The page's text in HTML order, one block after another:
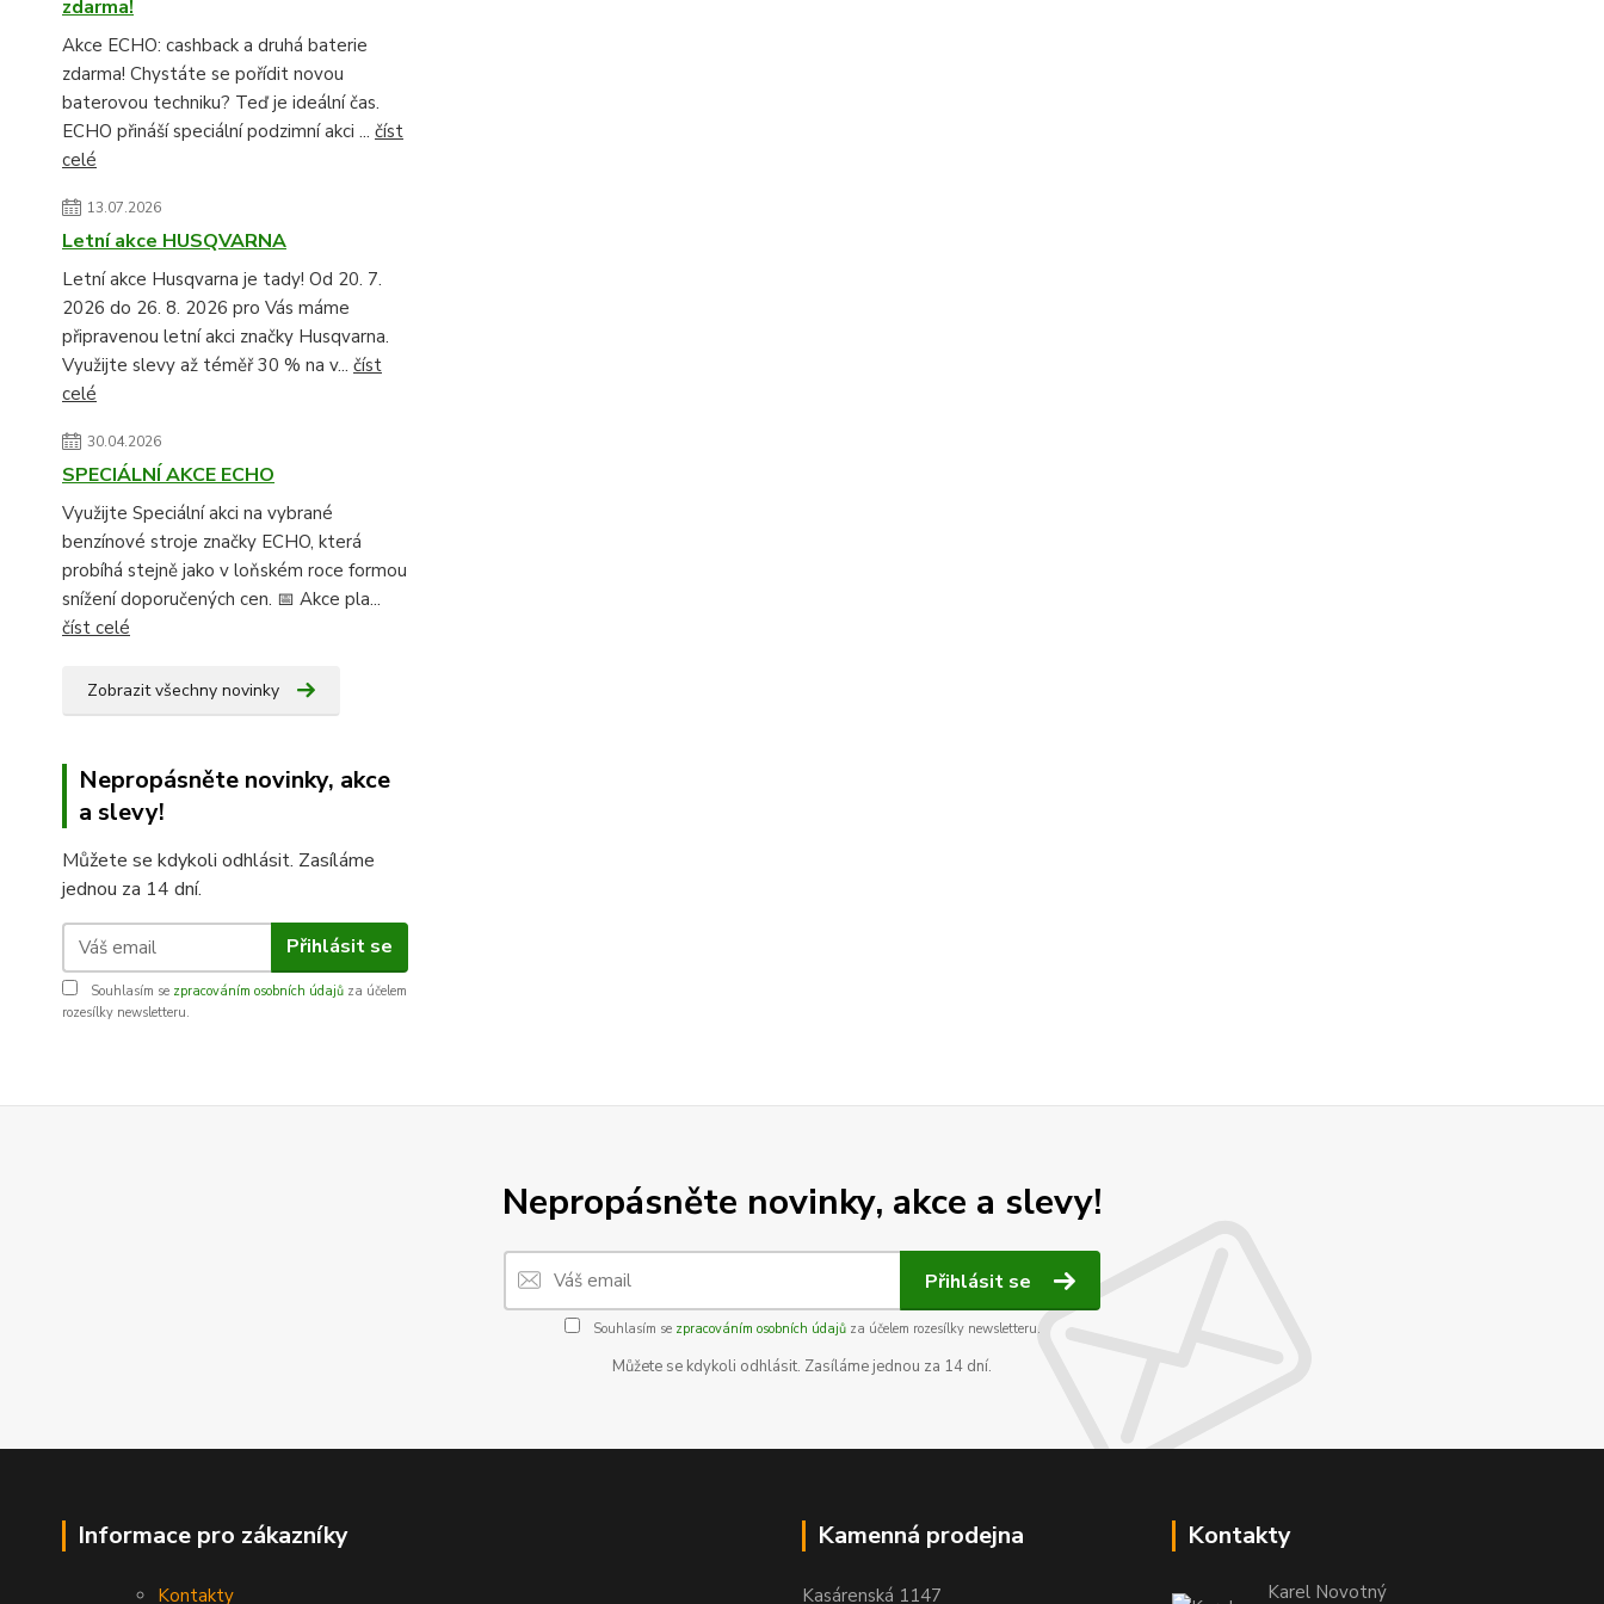
zdarma!
Akce ECHO: cashback a druhá baterie
zdarma! Chystáte se pořídit novou
baterovou techniku? Teď je ideální čas.
ECHO přináší speciální podzimní akci ... číst
celé
13.07.2026
Letní akce HUSQVARNA
Letní akce Husqvarna je tady! Od 20. 7.
2026 do 26. 8. 2026 pro Vás máme
připravenou letní akci značky Husqvarna.
Využijte slevy až téměř 30 % na v... číst
celé
30.04.2026
SPECIÁLNÍ AKCE ECHO
Využijte Speciální akci na vybrané
benzínové stroje značky ECHO, která
probíhá stejně jako v loňském roce formou
snížení doporučených cen. 📅 Akce pla...
číst celé
Zobrazit všechny novinky
Nepropásněte novinky, akce
a slevy!
Můžete se kdykoli odhlásit. Zasíláme
jednou za 14 dní.
Přihlásit se
Souhlasím se zpracováním osobních údajů za účelem
rozesílky newsletteru.
Nepropásněte novinky, akce a slevy!
Přihlásit se
Souhlasím se zpracováním osobních údajůza účelem rozesílky newsletteru.
Můžete se kdykoli odhlásit. Zasíláme jednou za 14 dní.
Informace pro zákazníky
Kontakty
Kamenná prodejna
Kasárenská 1147
Kontakty
Karel Novotný